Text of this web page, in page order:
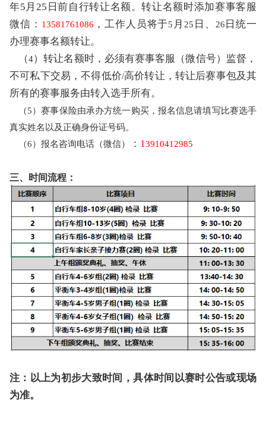
年5月25日前自行转让名额。转让名额时添加赛事客服
微信： 13581761086 ，工作人员将于5 月 25 日、 26 日统一
办理赛事名额转让。
（4）转让名额时，必须有赛事客服（微信号）监督，
不可私下交易，不得低价/高价转让，转让后赛事包及其
所有的赛事服务由转入选手所有。
（5）赛事保险由承办方统一购买，报名信息请填写比赛选手
真实姓名以及正确身份证号码。
（6）报名咨询电话（微信） ： 13910412985
三、时间流程：
注：以上为初步大致时间，具体时间以赛时公告或现场
为准。